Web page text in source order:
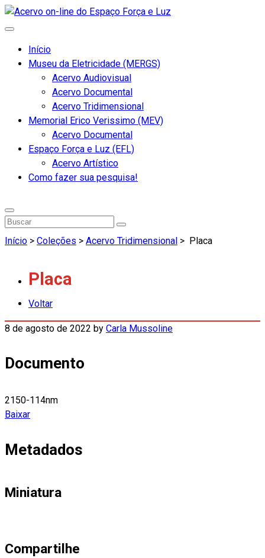
Início
Museu da Eletricidade (MERGS)
Acervo Audiovisual
Acervo Documental
Acervo Tridimensional
Memorial Erico Verissimo (MEV)
Acervo Documental
Espaço Força e Luz (EFL)
Acervo Artístico
Como fazer sua pesquisa!
Início > Coleções > Acervo Tridimensional > Placa
Placa
Voltar
8 de agosto de 2022 by Carla Mussoline
Documento
2150-114nm
Baixar
Metadados
Miniatura
Compartilhe